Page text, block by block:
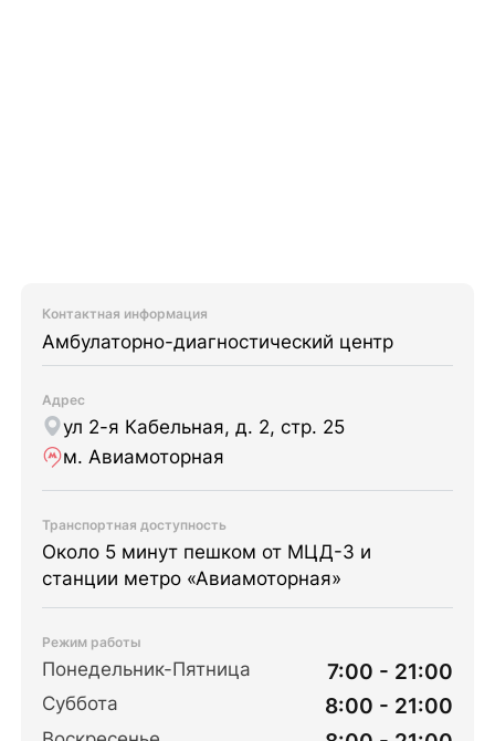
Контактная информация
Амбулаторно-диагностический центр
Адрес
ул 2-я Кабельная, д. 2, стр. 25
м. Авиамоторная
Транспортная доступность
Около 5 минут пешком от МЦД-3 и
станции метро «Авиамоторная»
Режим работы
Понедельник-Пятница 7:00 - 21:00
Суббота 8:00 - 21:00